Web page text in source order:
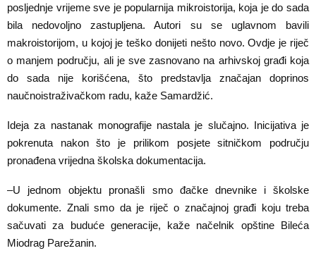
posljednje vrijeme sve je popularnija mikroistorija, koja je do sada
bila nedovoljno zastupljena. Autori su se uglavnom bavili
makroistorijom, u kojoj je teško donijeti nešto novo. Ovdje je riječ
o manjem području, ali je sve zasnovano na arhivskoj građi koja
do sada nije korišćena, što predstavlja značajan doprinos
naučnoistraživačkom radu, kaže Samardžić.
Ideja za nastanak monografije nastala je slučajno. Inicijativa je
pokrenuta nakon što je prilikom posjete sitničkom području
pronađena vrijedna školska dokumentacija.
–U jednom objektu pronašli smo đačke dnevnike i školske
dokumente. Znali smo da je riječ o značajnoj građi koju treba
sačuvati za buduće generacije, kaže načelnik opštine Bileća
Miodrag Parežanin.